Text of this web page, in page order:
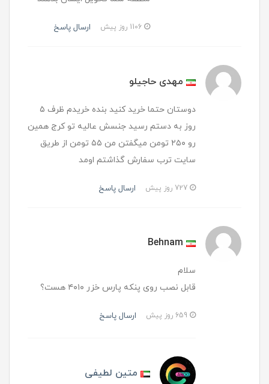
ارسال پاسخ
مهدی حاجیلو
دوستان حتما خرید کنید بنده خریدم ظرف ۵
روز به دستم رسید جنسش عالیه تو کرج همین
رو ۲۵۰ تومن میگفتن من ۵۵ تومن از طریق
سایت ترب سفارش گذاشتم اومد
ارسال پاسخ
Behnam
سلام
قابل نصب روی پنکه پارس خزر ۴۰۱۰ هست؟
ارسال پاسخ
متین لطیفی